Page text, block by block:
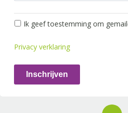
Ik geef toestemming om
Privacy verklaring
Inschrijven